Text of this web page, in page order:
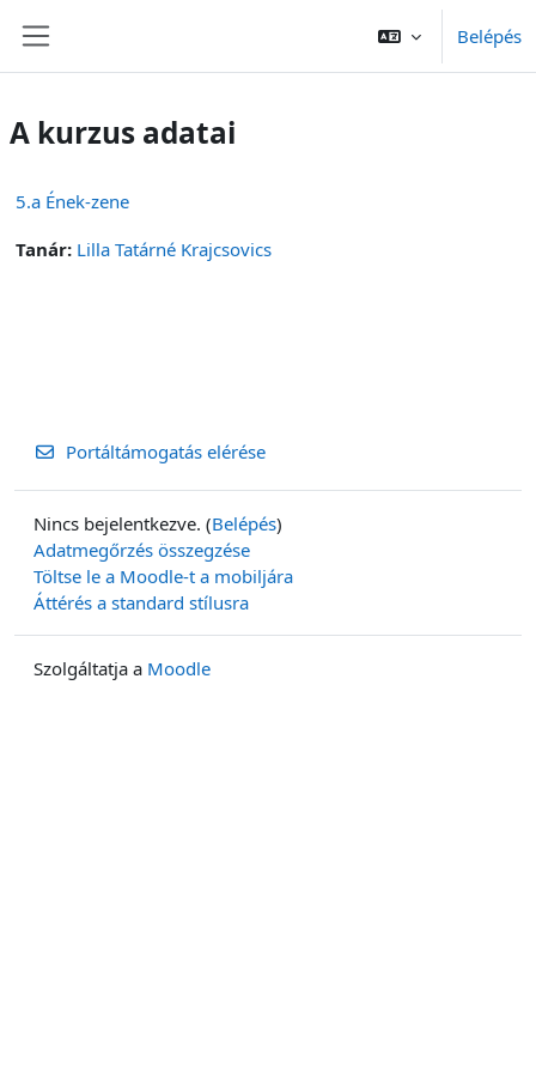
Belépés
A kurzus adatai
5.a Ének-zene
Tanár: Lilla Tatárné Krajcsovics
Portáltámogatás elérése
Nincs bejelentkezve. (Belépés)
Adatmegőrzés összegzése
Töltse le a Moodle-t a mobiljára
Áttérés a standard stílusra
Szolgáltatja a Moodle